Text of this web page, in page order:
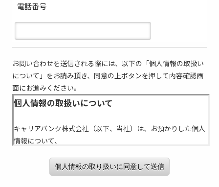
電話番号
お問い合わせを送信される際には、以下の「個人情報の取扱い
について」をお読み頂き、同意の上ボタンを押して内容確認画
面にお進みください。
個人情報の取り扱いに同意して送信